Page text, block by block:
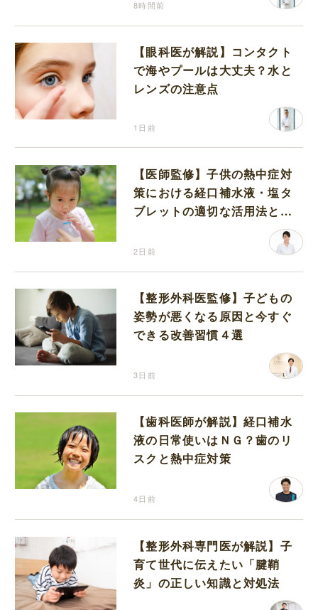
8時間前
【眼科医が解説】コンタクト
で海やプールは大丈夫？水と
レンズの注意点
1日前
【医師監修】子供の熱中症対
策における経口補水液・塩タ
ブレットの適切な活用法と水
2日前
【整形外科医監修】子どもの
姿勢が悪くなる原因と今すぐ
できる改善習慣４選
3日前
【歯科医師が解説】経口補水
液の日常使いはＮＧ？歯のリ
スクと熱中症対策
4日前
【整形外科専門医が解説】子
育て世代に伝えたい「腱鞘
炎」の正しい知識と対処法